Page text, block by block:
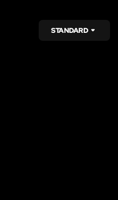
STANDARD